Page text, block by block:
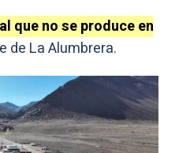
que no se produce en
de La Alumbrera.